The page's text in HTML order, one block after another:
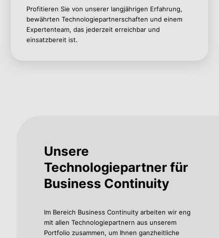
Profitieren Sie von unserer langjährigen Erfahrung,
bewährten Technologiepartnerschaften und einem
Expertenteam, das jederzeit erreichbar und
einsatzbereit ist.
Unsere
Technologiepartner für
Business Continuity
Im Bereich Business Continuity arbeiten wir eng
mit allen Technologiepartnern aus unserem
Portfolio zusammen, um Ihnen ganzheitliche